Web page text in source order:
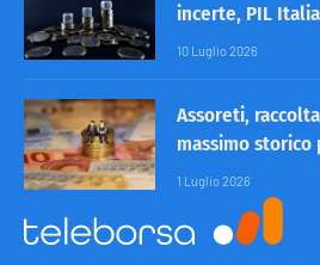
incerte, PIL
10 Luglio 2026
Assoreti,
massimo
1 Luglio 2026